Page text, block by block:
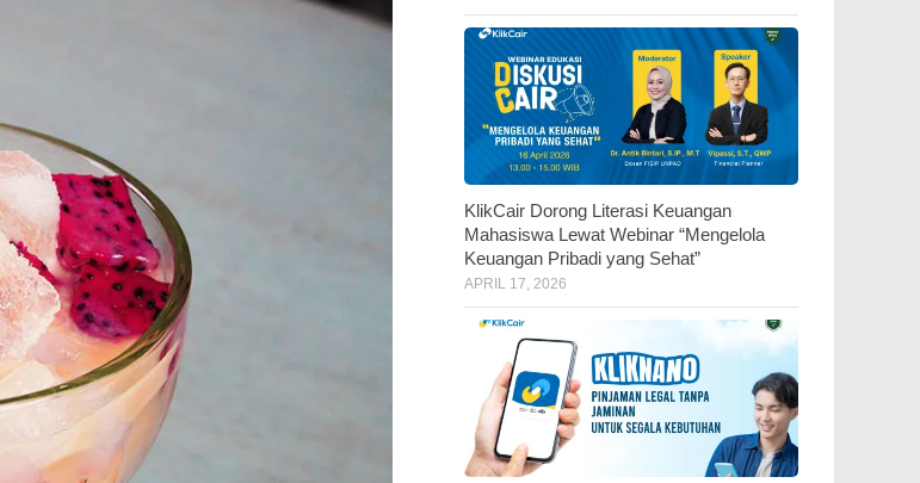
KlikCair Dorong Literasi Keuangan
Mahasiswa Lewat Webinar “Mengelola
Keuangan Pribadi yang Sehat”
APRIL 17, 2026